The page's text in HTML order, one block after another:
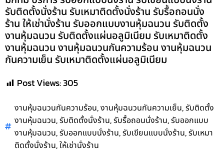
รับติดตั้งนั่งร้าน รับเหมาติดตั้งนั่งร้าน รับรื้อถอนนั่ง
ร้าน ให้เช่านั่งร้าน รับออกแบบงานหุ้มฉนวน รับติดตั้ง
งานหุ้มฉนวน รับติดตั้งแผ่นอลูมิเนียม รับเหมาติดตั้ง
งานหุ้มฉนวน งานหุ้มฉนวนกันความร้อน งานหุ้มฉนวน
กันความเย็น รับเหมาติดตั้งแผ่นอลูมิเนียม
Post Views:305
งานหุ้มฉนวนกันความร้อน,งานหุ้มฉนวนกันความเย็น,รับติดตั้ง
งานหุ้มฉนวน,รับติดตั้งนั่งร้าน,รับรื้อถอนนั่งร้าน,รับออกแบบ
งานหุ้มฉนวน,รับออกแบบนั่งร้าน,รับเขียนแบบนั่งร้าน,รับเหมา
ติดตั้งนั่งร้าน,ให้เช่านั่งร้าน